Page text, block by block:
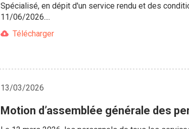
Spécialisé, en dépit d'un service rendu et des
11/06/2026....
Télécharger
13/03/2026
Motion d’assemblée générale des